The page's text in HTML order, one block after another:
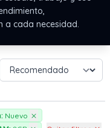
a cada necesidad.
Nuevo